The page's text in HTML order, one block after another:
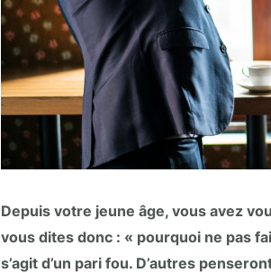
Depuis votre jeune âge, vous avez
vous dites donc : « pourquoi ne pas
s’agit d’un pari fou. D’autres